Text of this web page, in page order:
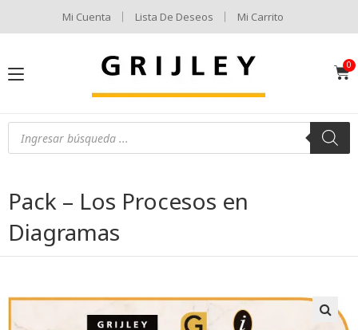
Mi Cuenta Lista De Deseos Mi Carrito
Pack – Los Procesos en
Diagramas